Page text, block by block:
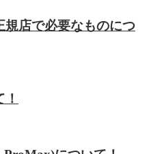
規店で必要なものにつ